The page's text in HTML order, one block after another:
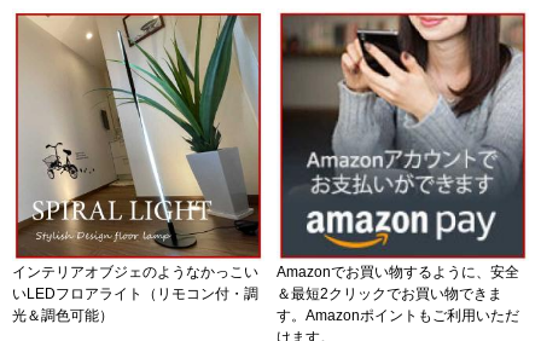
インテリアオブジェのようなかっこい
いLEDフロアライト（リモコン付・調
光＆調色可能）
Amazonでお買い物するように、安全
＆最短2クリックでお買い物できま
す。Amazonポイントもご利用いただ